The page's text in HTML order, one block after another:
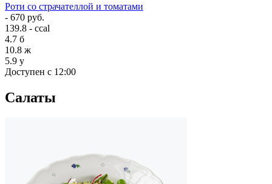
Роти со страчателлой и томатами
- 670 руб.
139.8 - ccal
4.7 б
10.8 ж
5.9 у
Доступен с 12:00
Салаты